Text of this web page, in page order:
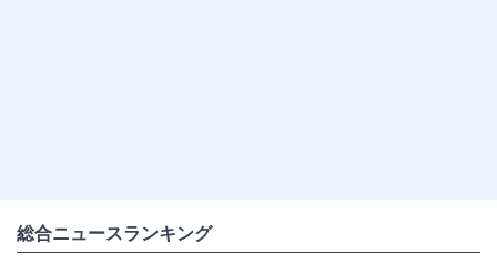
総合ニュースランキング